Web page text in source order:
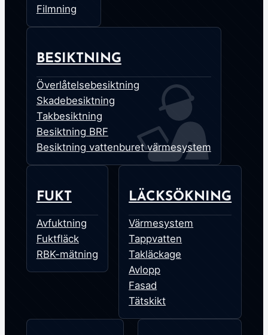
Filmning
BESIKTNING
Överlåtelsebesiktning
Skadebesiktning
Takbesiktning
Besiktning BRF
Besiktning vattenburet värmesystem
FUKT
Avfuktning
Fuktfläck
RBK-mätning
LÄCKSÖKNING
Värmesystem
Tappvatten
Takläckage
Avlopp
Fasad
Tätskikt